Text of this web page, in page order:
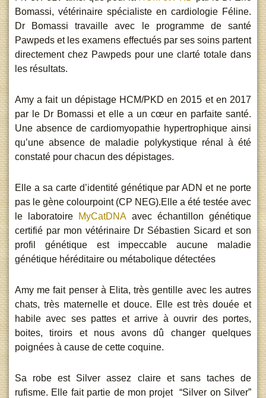
Bomassi, vétérinaire spécialiste en cardiologie Féline.
Dr Bomassi travaille avec le programme de santé
Pawpeds et les examens effectués par ses soins partent
directement chez Pawpeds pour une clarté totale dans
les résultats.
Amy a fait un dépistage HCM/PKD en 2015 et en 2017
par le Dr Bomassi et elle a un cœur en parfaite santé.
Une absence de cardiomyopathie hypertrophique ainsi
qu’une absence de maladie polykystique rénal à été
constaté pour chacun des dépistages.
Elle a sa carte d’identité génétique par ADN et ne porte
pas le gène colourpoint (CP NEG).Elle a été testée avec
le laboratoire MyCatDNAavec échantillon génétique
certifié par mon vétérinaire Dr Sébastien Sicard et son
profil génétique est impeccable aucune maladie
génétique héréditaire ou métabolique détectées
Amy me fait penser à Elita, très gentille avec les autres
chats, très maternelle et douce. Elle est très douée et
habile avec ses pattes et arrive à ouvrir des portes,
boites, tiroirs et nous avons dû changer quelques
poignées à cause de cette coquine.
Sa robe est Silver assez claire et sans taches de
rufisme. Elle fait partie de mon projet “Silver on Silver”